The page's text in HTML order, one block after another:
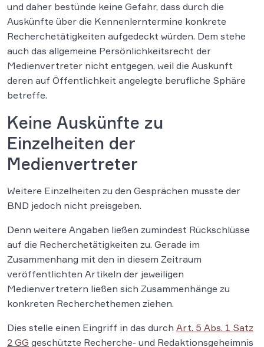
und daher bestünde keine Gefahr, dass durch die
Auskünfte über die Kennenlerntermine konkrete
Recherchetätigkeiten aufgedeckt würden. Dem stehe
auch das allgemeine Persönlichkeitsrecht der
Medienvertreter nicht entgegen, weil die Auskunft
deren auf Öffentlichkeit angelegte berufliche Sphäre
betreffe.
Keine Auskünfte zu
Einzelheiten der
Medienvertreter
Weitere Einzelheiten zu den Gesprächen musste der
BND jedoch nicht preisgeben.
Denn weitere Angaben ließen zumindest Rückschlüsse
auf die Recherchetätigkeiten zu. Gerade im
Zusammenhang mit den in diesem Zeitraum
veröffentlichten Artikeln der jeweiligen
Medienvertretern ließen sich Zusammenhänge zu
konkreten Recherchethemen ziehen.
Dies stelle einen Eingriff in das durch Art. 5 Abs. 1 Satz
2 GG geschützte Recherche- und Redaktionsgeheimnis